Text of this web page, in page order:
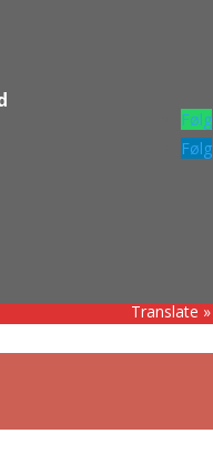
Følg
Følg
Translate »